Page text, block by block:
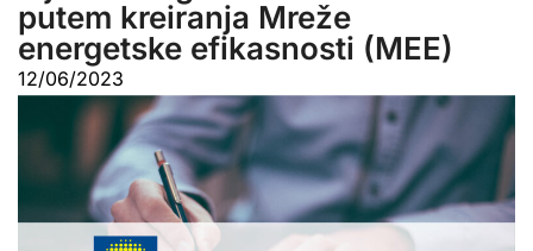
putem kreiranja Mreže
energetske efikasnosti (MEE)
12/06/2023